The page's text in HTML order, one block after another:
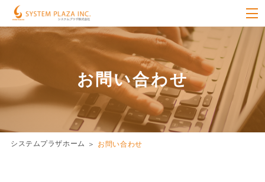
お問い合わせ
システムプラザホーム お問い合わせ